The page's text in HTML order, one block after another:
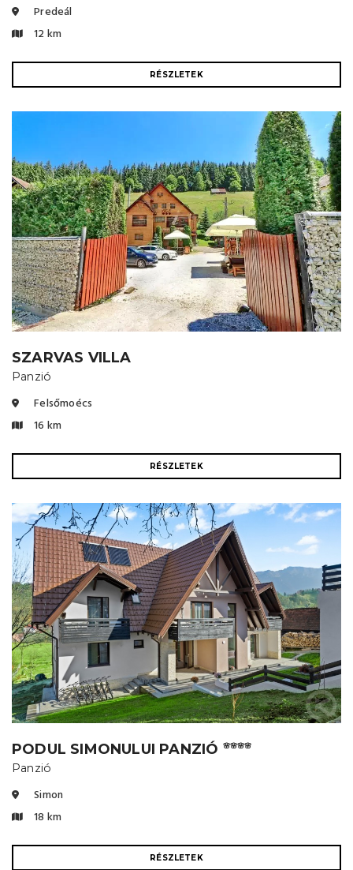
Predeál
12 km
RÉSZLETEK
SZARVAS VILLA
Panzió
Felsőmoécs
16 km
RÉSZLETEK
PODUL SIMONULUI PANZIÓ 🌸🌸🌸🌸
Panzió
Simon
18 km
RÉSZLETEK